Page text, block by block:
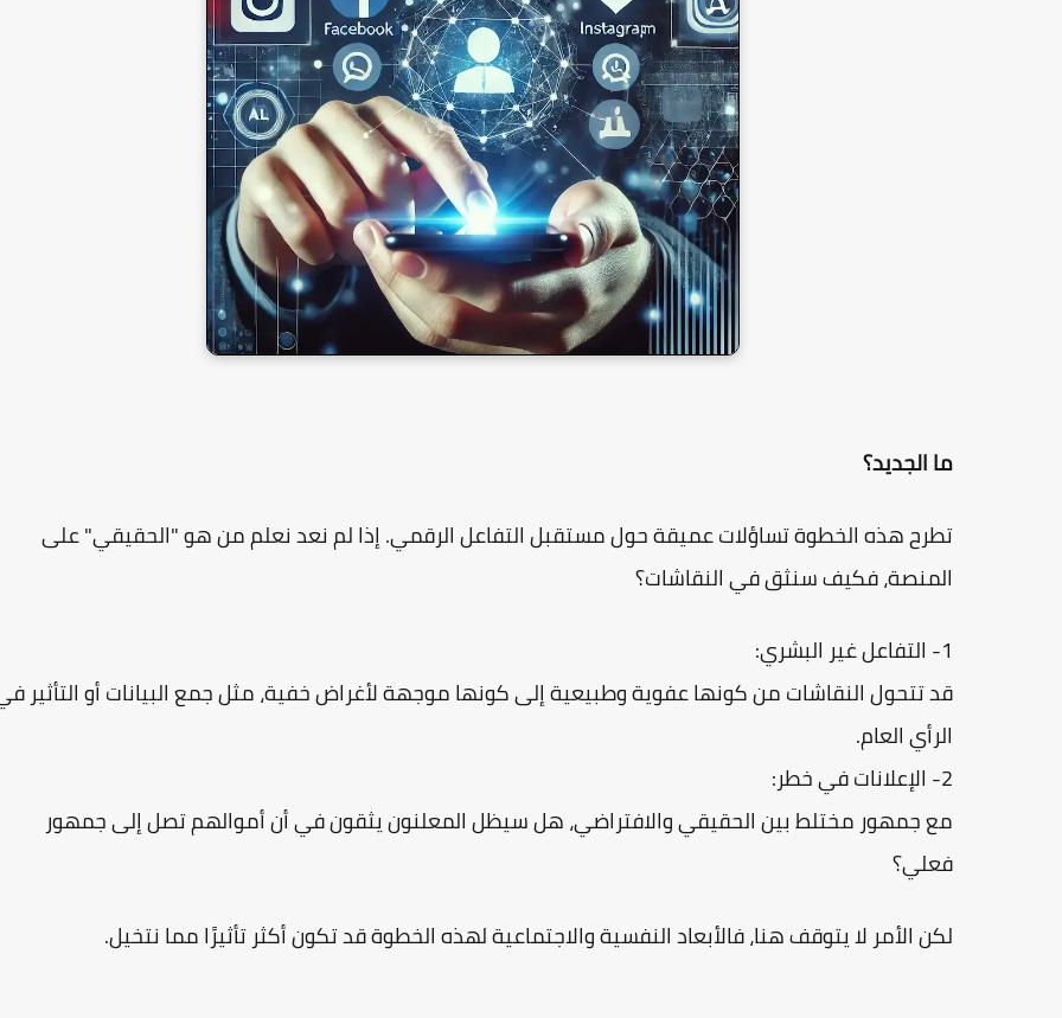
ما الجديد؟
تطرح هذه الخطوة تساؤلات عميقة حول مستقبل التفاعل الرقمي. إذا لم نعد نعلم من هو "الحقيقي" على
المنصة، فكيف سنثق في النقاشات؟
1- التفاعل غير البشري:
قد تتحول النقاشات من كونها عفوية وطبيعية إلى كونها موجهة لأغراض خفية، مثل جمع البيانات أو التأثير
الرأي العام.
2- الإعلانات في خطر:
مع جمهور مختلط بين الحقيقي والافتراضي، هل سيظل المعلنون يثقون في أن أموالهم تصل إلى جمهور
فعلي؟
لكن الأمر لا يتوقف هنا، فالأبعاد النفسية والاجتماعية لهذه الخطوة قد تكون أكثر تأثيرًا مما نتخيل.